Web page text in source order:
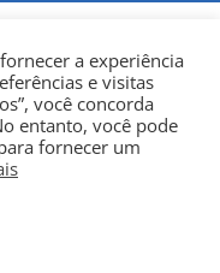
Centro Universitário
– UNIUV
a experiência
e visitas
você concorda
entanto, você pode
fornecer um